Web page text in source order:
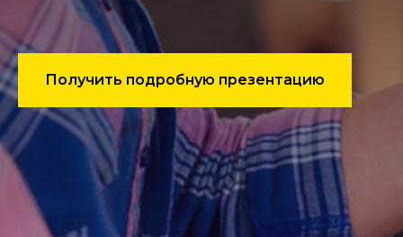
Получить подробную презентацию